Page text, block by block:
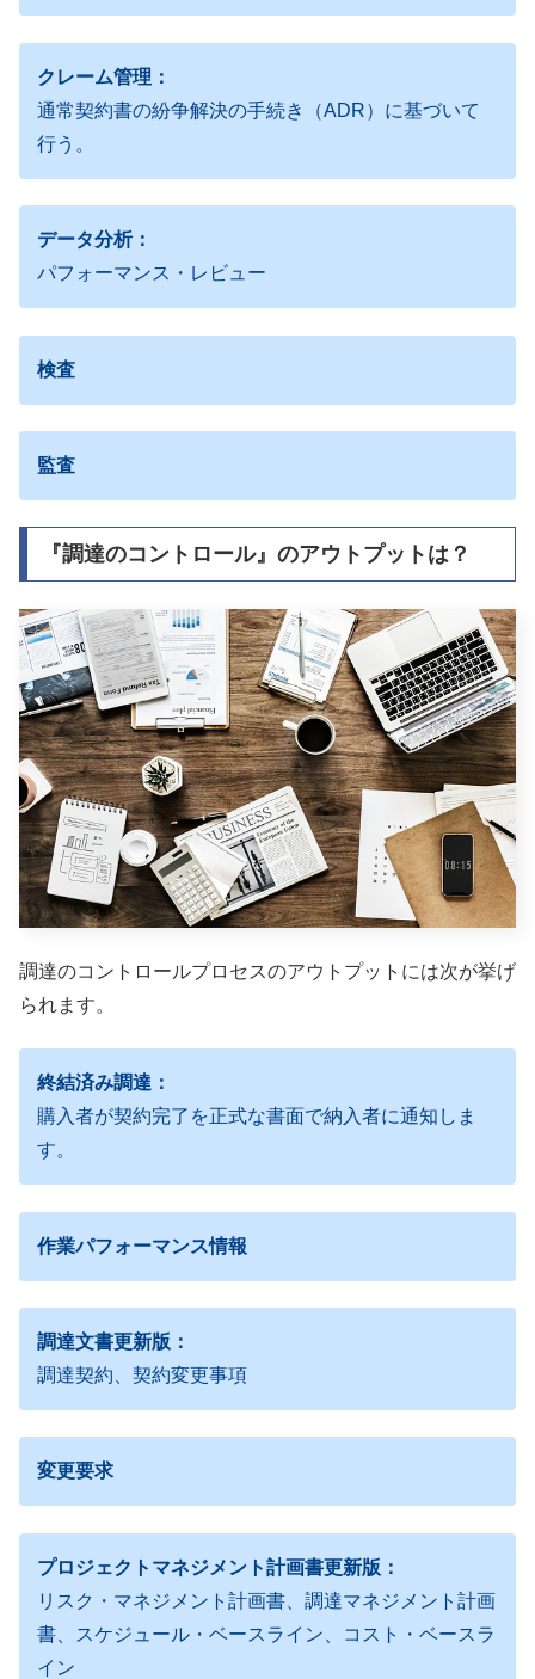
クレーム管理：
通常契約書の紛争解決の手続き（ADR）に基づいて
行う。
データ分析：
パフォーマンス・レビュー
検査
監査
『調達のコントロール』のアウトプットは？
調達のコントロールプロセスのアウトプットには次が挙げ
られます。
終結済み調達：
購入者が契約完了を正式な書面で納入者に通知しま
す。
作業パフォーマンス情報
調達文書更新版：
調達契約、契約変更事項
変更要求
プロジェクトマネジメント計画書更新版：
リスク・マネジメント計画書、調達マネジメント計画
書、スケジュール・ベースライン、コスト・ベースラ
イン